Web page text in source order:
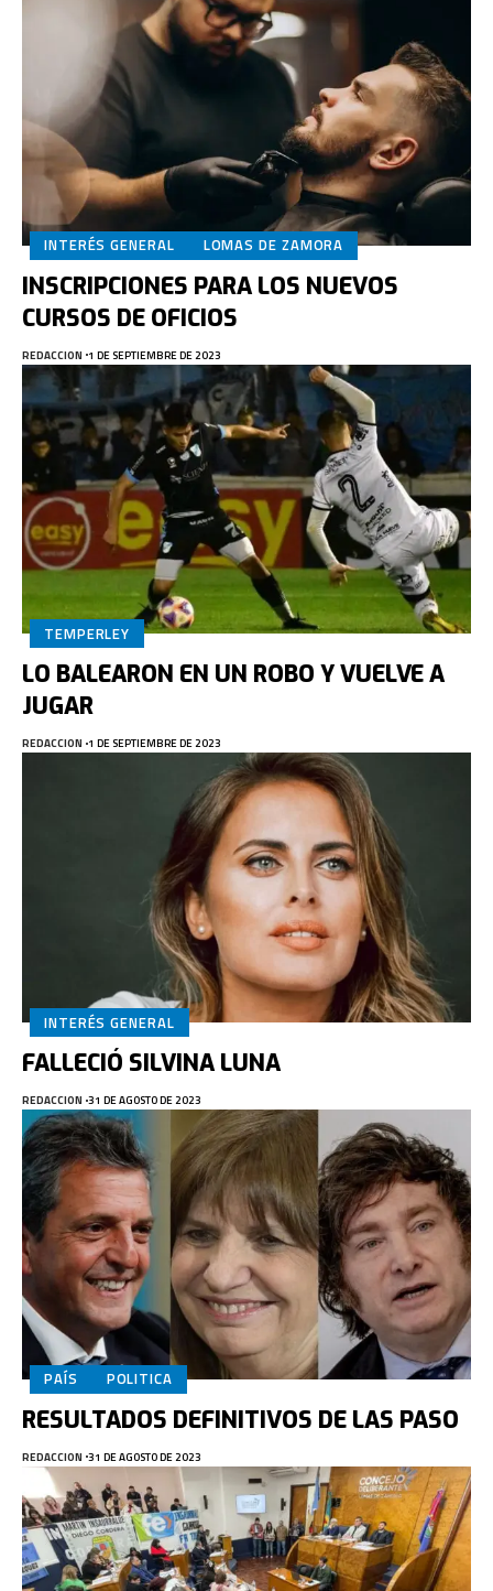
INTERÉS GENERAL LOMAS DE ZAMORA
INSCRIPCIONES PARA LOS NUEVOS
CURSOS DE OFICIOS
REDACCION 1 DE SEPTIEMBRE DE 2023
TEMPERLEY
LO BALEARON EN UN ROBO Y VUELVE A
JUGAR
REDACCION 1 DE SEPTIEMBRE DE 2023
INTERÉS GENERAL
FALLECIÓ SILVINA LUNA
REDACCION 31 DE AGOSTO DE 2023
PAÍS POLITICA
RESULTADOS DEFINITIVOS DE LAS PASO
REDACCION 31 DE AGOSTO DE 2023